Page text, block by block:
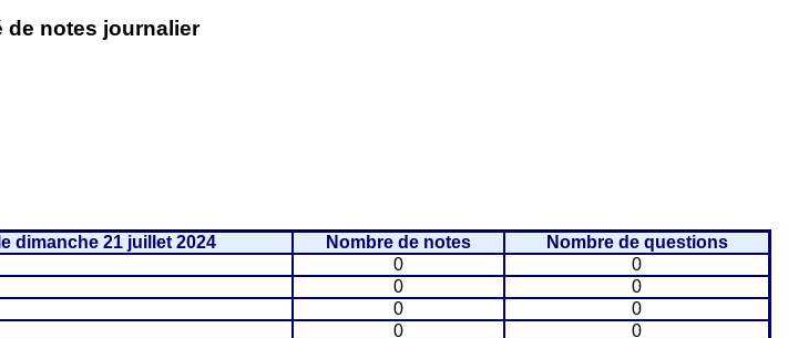
de notes journalier
dimanche 21 juillet 2024 Nombre de notes
Nombre de questions
0
0
0
0
0
0
0
0